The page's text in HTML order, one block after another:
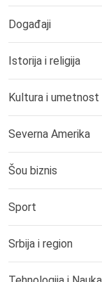
Događaji
Istorija i religija
Kultura i umetnost
Severna Amerika
Šou biznis
Sport
Srbija i region